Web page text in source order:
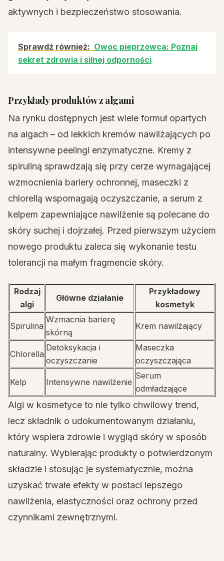
aktywnych i bezpieczeństwo stosowania.
Sprawdź również: Owoc pieprzowca: Poznaj
sekret zdrowia i silnej odporności
Przykłady produktów z algami
Na rynku dostępnych jest wiele formuł opartych
na algach – od lekkich kremów nawilżających po
intensywne peelingi enzymatyczne. Kremy z
spiruliną sprawdzają się przy cerze wymagającej
wzmocnienia bariery ochronnej, maseczki z
chlorellą wspomagają oczyszczanie, a serum z
kelpem zapewniające nawilżenie są polecane do
skóry suchej i dojrzałej. Przed pierwszym użyciem
nowego produktu zaleca się wykonanie testu
tolerancji na małym fragmencie skóry.
Rodzaj
algi
Główne działanie
Przykładowy
kosmetyk
Spirulina
Wzmacnia barierę
skórną
Krem nawilżający
Chlorella
Detoksykacja i
oczyszczanie
Maseczka
oczyszczająca
Kelp Intensywne nawilżenie
Serum
odmładzające
Algi w kosmetyce to nie tylko chwilowy trend,
lecz składnik o udokumentowanym działaniu,
który wspiera zdrowie i wygląd skóry w sposób
naturalny. Wybierając produkty o potwierdzonym
składzie i stosując je systematycznie, można
uzyskać trwałe efekty w postaci lepszego
nawilżenia, elastyczności oraz ochrony przed
czynnikami zewnętrznymi.